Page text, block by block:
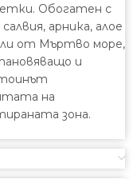
Обогатен с
арника, алое
от Мъртво море,
и
на
зона.